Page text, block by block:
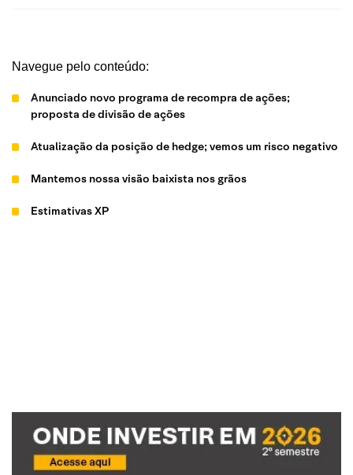
Navegue pelo conteúdo:
Anunciado novo programa de recompra de ações;
proposta de divisão de ações
Atualização da posição de hedge; vemos um risco negativo
Mantemos nossa visão baixista nos grãos
Estimativas XP